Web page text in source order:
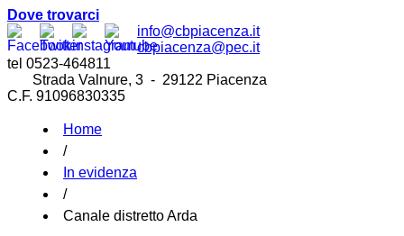
Dove trovarci
info@cbpiacenza.it
cbpiacenza@pec.it
tel 0523-464811
Strada Valnure, 3 - 29122 Piacenza
C.F. 91096830335
Home
/
In evidenza
/
Canale distretto Arda